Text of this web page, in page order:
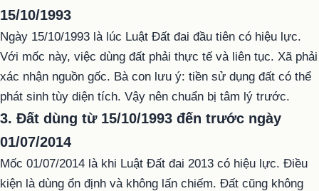
15/10/1993
Ngày 15/10/1993 là lúc Luật Đất đai đầu tiên có hiệu lực.
Với mốc này, việc dùng đất phải thực tế và liên tục. Xã phải
xác nhận nguồn gốc. Bà con lưu ý: tiền sử dụng đất có thể
phát sinh tùy diện tích. Vậy nên chuẩn bị tâm lý trước.
3. Đất dùng từ 15/10/1993 đến trước ngày
01/07/2014
Mốc 01/07/2014 là khi Luật Đất đai 2013 có hiệu lực. Điều
kiện là dùng ổn định và không lấn chiếm. Đất cũng không